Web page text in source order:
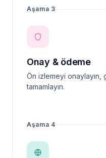
Aşama 3
Onay & ödeme
Ön izlemeyi
tamamlayın.
Aşama 4